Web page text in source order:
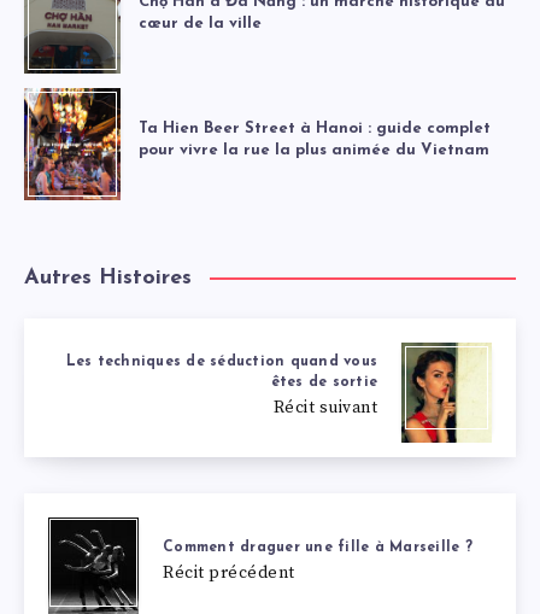
cœur de la ville
Ta Hien Beer Street à Hanoi : guide complet
pour vivre la rue la plus animée du Vietnam
Autres Histoires
Les techniques de séduction quand vous
êtes de sortie
Récit suivant
Comment draguer une fille à Marseille ?
Récit précédent